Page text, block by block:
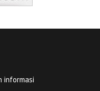
informasi